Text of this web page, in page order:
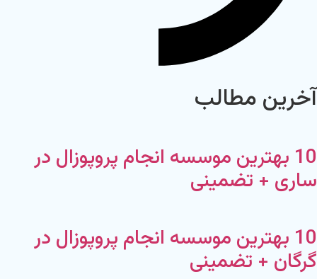
آخرین مطالب
10 بهترین موسسه انجام پروپوزال در
ساری + تضمینی
10 بهترین موسسه انجام پروپوزال در
گرگان + تضمینی